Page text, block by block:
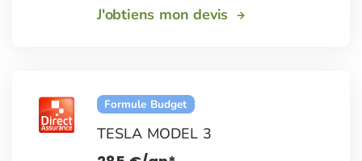
J'obtiens mon devis
Formule Budget
TESLA MODEL 3